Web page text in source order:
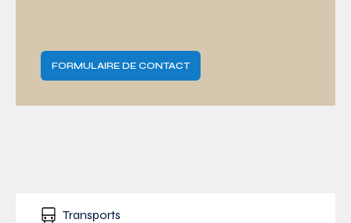
FORMULAIRE DE CONTACT
Transports